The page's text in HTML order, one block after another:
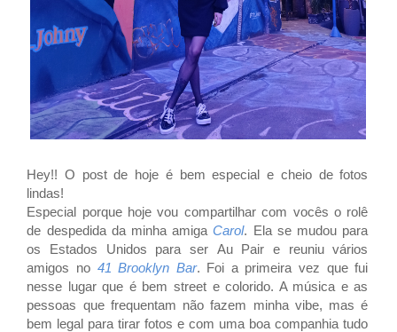
Hey!! O post de hoje é bem especial e cheio de fotos
lindas!
Especial porque hoje vou compartilhar com vocês o rolê
de despedida da minha amigaCarol. Ela se mudou para
os Estados Unidos para ser Au Pair e reuniu vários
amigos no 41 Brooklyn Bar. Foi a primeira vez que fui
nesse lugar que é bem street e colorido. A música e as
pessoas que frequentam não fazem minha vibe, mas é
bem legal para tirar fotos e com uma boa companhia tudo